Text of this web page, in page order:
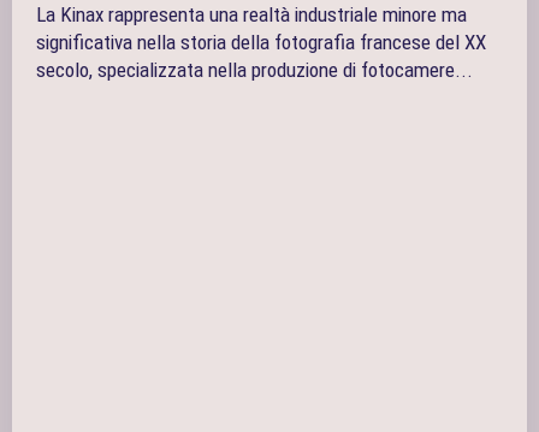
La Kinax rappresenta una realtà industriale minore ma
significativa nella storia della fotografia francese del XX
secolo, specializzata nella produzione di fotocamere...